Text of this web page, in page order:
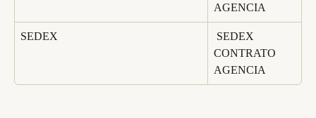
AGENCIA
SEDEX
CONTRATO
AGENCIA